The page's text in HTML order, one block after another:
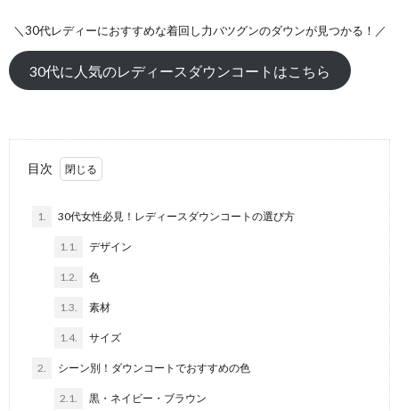
＼30代レディーにおすすめな着回し力バツグンのダウンが見つかる！／
30代に人気のレディースダウンコートはこちら
目次
1. 30代女性必見！レディースダウンコートの選び方
1.1. デザイン
1.2. 色
1.3. 素材
1.4. サイズ
2. シーン別！ダウンコートでおすすめの色
2.1. 黒・ネイビー・ブラウン